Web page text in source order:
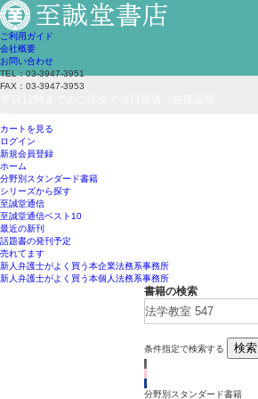
ご利用ガイド
会社概要
お問い合わせ
TEL：03-3947-3951
FAX：03-3947-3953
カートを見る
ログイン
新規会員登録
ホーム
分野別スタンダード書籍
シリーズから探す
至誠堂通信
至誠堂通信ベスト10
最近の新刊
話題書の発刊予定
売れてます
新人弁護士がよく買う本企業法務系事務所
新人弁護士がよく買う本個人法務系事務所
書籍の検索
条件指定で検索する 検索
分野別スタンダード書籍